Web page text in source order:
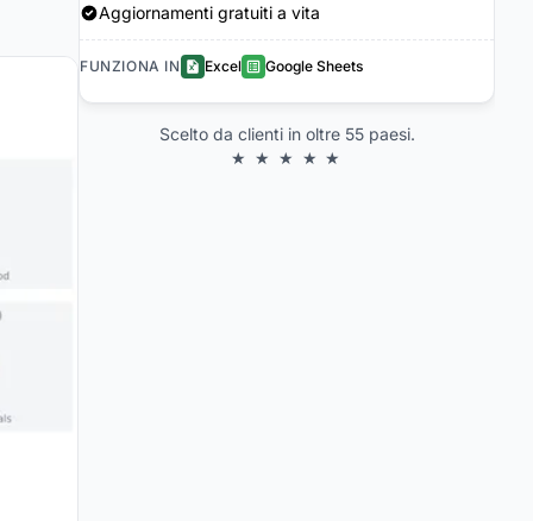
Aggiornamenti gratuiti a vita
FUNZIONA IN Excel Google Sheets
Scelto da clienti in oltre 55 paesi.
★ ★ ★ ★ ★